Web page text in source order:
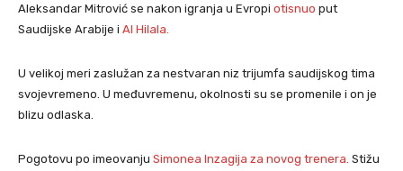
Aleksandar Mitrović se nakon igranja u Evropi otisnuo put
Saudijske Arabije i Al Hilala.
U velikoj meri zaslužan za nestvaran niz trijumfa saudijskog tima
svojevremeno. U međuvremenu, okolnosti su se promenile i on je
blizu odlaska.
Pogotovu po imeovanju Simonea Inzagija za novog trenera. Stižu